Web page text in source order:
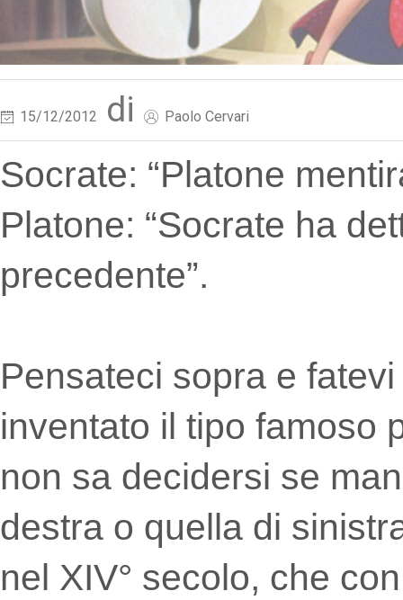
15/12/2012 di Paolo Cervari
Socrate: “Platone
Platone: “Socrate ha
precedente”.
Pensateci sopra e
inventato il tipo famoso
non sa decidersi se
destra o quella di
nel XIV° secolo, che